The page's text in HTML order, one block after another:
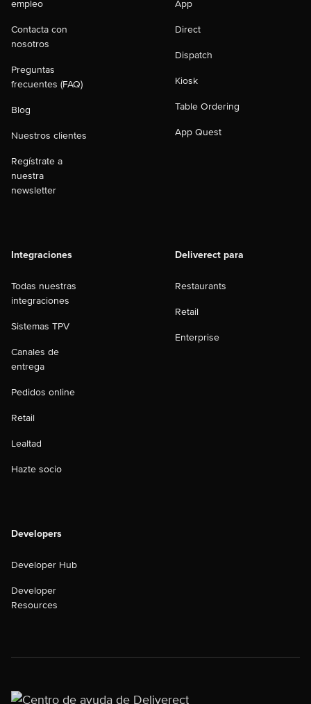
empleo
Contacta con
nosotros
Preguntas
frecuentes (FAQ)
Blog
Nuestros clientes
Regístrate a
nuestra
newsletter
App
Direct
Dispatch
Kiosk
Table Ordering
App Quest
Integraciones
Todas nuestras
integraciones
Sistemas TPV
Canales de
entrega
Pedidos online
Retail
Lealtad
Hazte socio
Deliverect para
Restaurants
Retail
Enterprise
Developers
Developer Hub
Developer
Resources